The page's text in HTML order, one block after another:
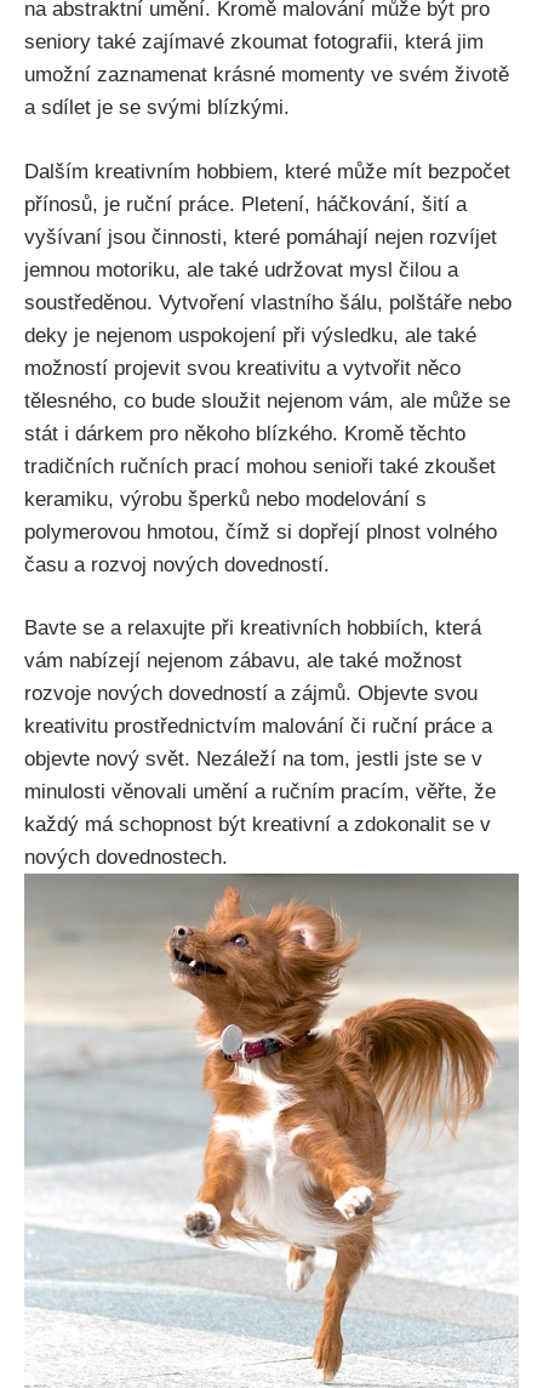
na abstraktní umění. Kromě malování může být pro
seniory také zajímavé zkoumat fotografii, která jim
umožní zaznamenat krásné momenty ve svém životě
a sdílet je se svými blízkými.
Dalším kreativním hobbiem, které může mít bezpočet
přínosů, je ruční práce. Pletení, háčkování, šití a
vyšívaní jsou činnosti, které pomáhají nejen rozvíjet
jemnou motoriku, ale také udržovat mysl čilou a
soustředěnou. Vytvoření vlastního šálu, polštáře nebo
deky je nejenom uspokojení při výsledku, ale také
možností projevit svou kreativitu a vytvořit něco
tělesného, co bude sloužit nejenom vám, ale může se
stát i dárkem pro někoho blízkého. Kromě těchto
tradičních ručních prací mohou senioři také zkoušet
keramiku, výrobu šperků nebo modelování s
polymerovou hmotou, čímž si dopřejí plnost volného
času a rozvoj nových dovedností.
Bavte se a relaxujte při kreativních hobbiích, která
vám nabízejí nejenom zábavu, ale také možnost
rozvoje nových dovedností a zájmů. Objevte svou
kreativitu prostřednictvím malování či ruční práce a
objevte nový svět. Nezáleží na tom, jestli jste se v
minulosti věnovali umění a ručním pracím, věřte, že
každý má schopnost být kreativní a zdokonalit se v
nových dovednostech.